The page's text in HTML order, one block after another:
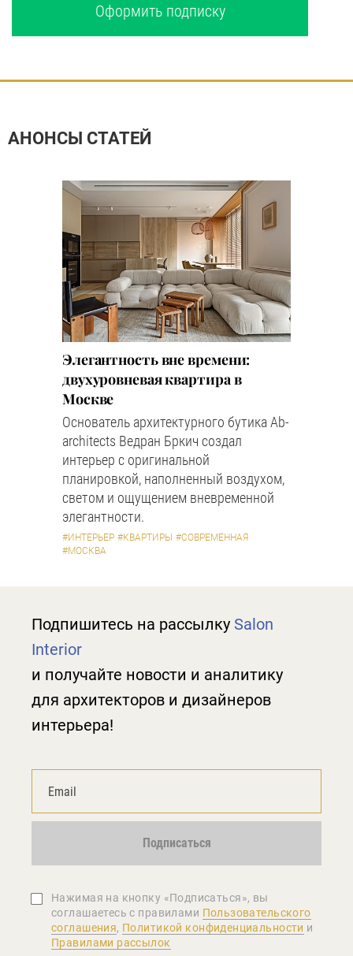
Оформить подписку
АНОНСЫ СТАТЕЙ
Элегантность вне времени:
двухуровневая квартира в
Москве
Основатель архитектурного бутика Ab-
architects Ведран Бркич создал
интерьер с оригинальной
планировкой, наполненный воздухом,
светом и ощущением вневременной
элегантности.
#ИНТЕРЬЕР #КВАРТИРЫ #СОВРЕМЕННАЯ
#МОСКВА
Подпишитесь на рассылку Salon
Interior
и получайте новости и аналитику
для архитекторов и дизайнеров
интерьера!
Подписаться
Нажимая на кнопку «Подписаться», вы
соглашаетеcь с правилами Пользовательского
соглашения, Политикой конфиденциальности и
Правилами рассылок